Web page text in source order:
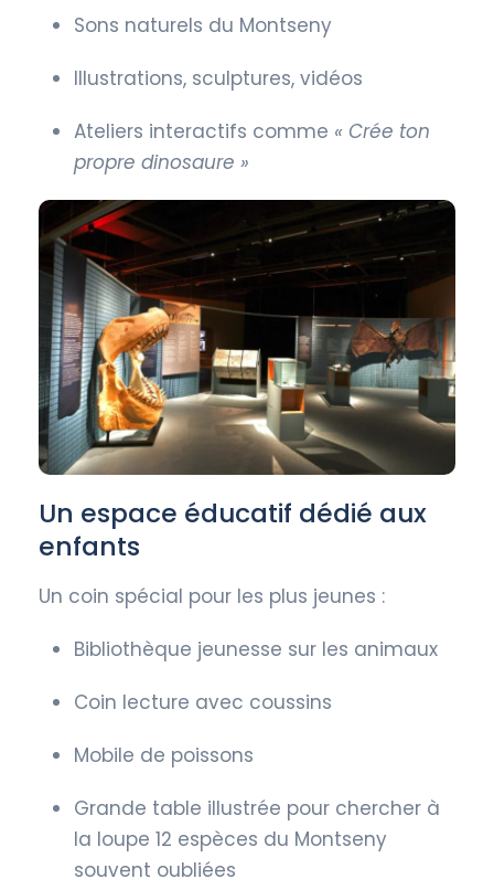
Sons naturels du Montseny
Illustrations, sculptures, vidéos
Ateliers interactifs comme « Crée ton
propre dinosaure »
Un espace éducatif dédié aux
enfants
Un coin spécial pour les plus jeunes :
Bibliothèque jeunesse sur les animaux
Coin lecture avec coussins
Mobile de poissons
Grande table illustrée pour chercher à
la loupe 12 espèces du Montseny
souvent oubliées